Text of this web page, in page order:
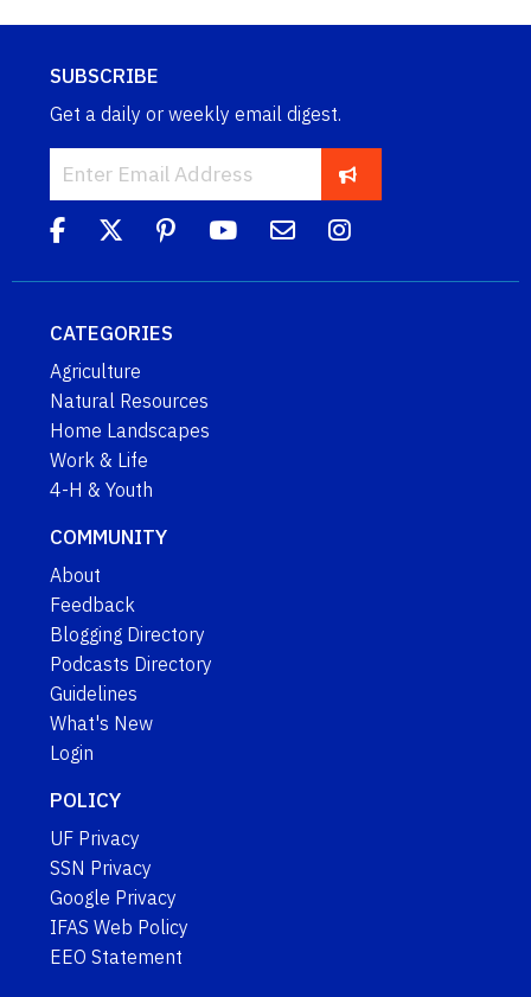
SUBSCRIBE
Get a daily or weekly email digest.
CATEGORIES
Agriculture
Natural Resources
Home Landscapes
Work & Life
4-H & Youth
COMMUNITY
About
Feedback
Blogging Directory
Podcasts Directory
Guidelines
What's New
Login
POLICY
UF Privacy
SSN Privacy
Google Privacy
IFAS Web Policy
EEO Statement